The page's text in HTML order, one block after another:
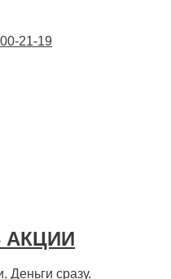
21-19
АКЦИИ
Деньги сразу.